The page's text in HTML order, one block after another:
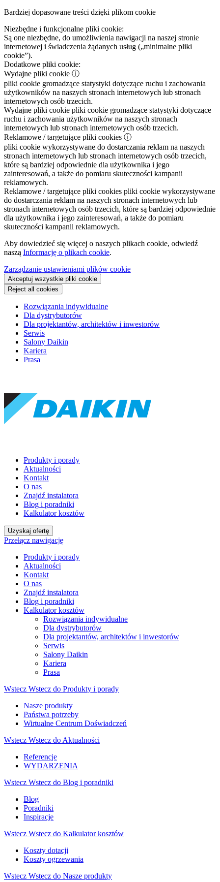
Bardziej dopasowane treści dzięki plikom cookie
Niezbędne i funkcjonalne pliki cookie:
Są one niezbędne, do umożliwienia nawigacji na naszej stronie
internetowej i świadczenia żądanych usług („minimalne pliki
cookie”).
Dodatkowe pliki cookie:
Wydajne pliki cookie ⓘ
pliki cookie gromadzące statystyki dotyczące ruchu i zachowania
użytkowników na naszych stronach internetowych lub stronach
internetowych osób trzecich.
Wydajne pliki cookie pliki cookie gromadzące statystyki dotyczące
ruchu i zachowania użytkowników na naszych stronach
internetowych lub stronach internetowych osób trzecich.
Reklamowe / targetujące pliki cookies ⓘ
pliki cookie wykorzystywane do dostarczania reklam na naszych
stronach internetowych lub stronach internetowych osób trzecich,
które są bardziej odpowiednie dla użytkownika i jego
zainteresowań, a także do pomiaru skuteczności kampanii
reklamowych.
Reklamowe / targetujące pliki cookies pliki cookie wykorzystywane
do dostarczania reklam na naszych stronach internetowych lub
stronach internetowych osób trzecich, które są bardziej odpowiednie
dla użytkownika i jego zainteresowań, a także do pomiaru
skuteczności kampanii reklamowych.
Aby dowiedzieć się więcej o naszych plikach cookie, odwiedź
naszą Informację o plikach cookie.
Zarządzanie ustawieniami plików cookie
Akceptuj wszystkie pliki cookie
Reject all cookies
Rozwiązania indywidualne
Dla dystrybutorów
Dla projektantów, architektów i inwestorów
Serwis
Salony Daikin
Kariera
Prasa
Produkty i porady
Aktualności
Kontakt
O nas
Znajdź instalatora
Blog i poradniki
Kalkulator kosztów
Uzyskaj ofertę
Przełącz nawigację
Produkty i porady
Aktualności
Kontakt
O nas
Znajdź instalatora
Blog i poradniki
Kalkulator kosztów
Rozwiązania indywidualne
Dla dystrybutorów
Dla projektantów, architektów i inwestorów
Serwis
Salony Daikin
Kariera
Prasa
Wstecz Wstecz do Produkty i porady
Nasze produkty
Państwa potrzeby
Wirtualne Centrum Doświadczeń
Wstecz Wstecz do Aktualności
Referencje
WYDARZENIA
Wstecz Wstecz do Blog i poradniki
Blog
Poradniki
Inspiracje
Wstecz Wstecz do Kalkulator kosztów
Koszty dotacji
Koszty ogrzewania
Wstecz Wstecz do Nasze produkty